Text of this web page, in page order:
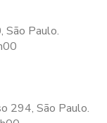
São Paulo.
294, São Paulo.